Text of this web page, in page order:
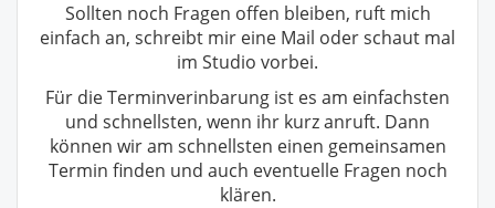
Sollten noch Fragen offen bleiben, ruft mich
einfach an, schreibt mir eine Mail oder schaut mal
im Studio vorbei.
Für die Terminverinbarung ist es am einfachsten
und schnellsten, wenn ihr kurz anruft. Dann
können wir am schnellsten einen gemeinsamen
Termin finden und auch eventuelle Fragen noch
klären.